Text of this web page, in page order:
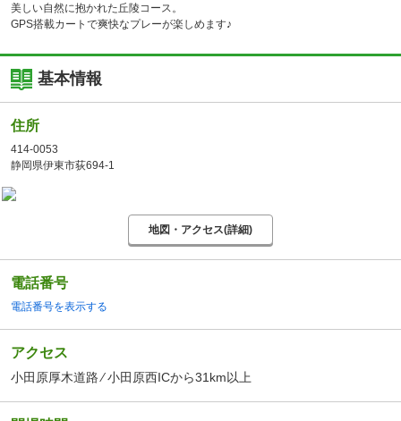
美しい自然に抱かれた丘陵コース。
GPS搭載カートで爽快なプレーが楽しめます♪
基本情報
住所
414-0053
静岡県伊東市荻694-1
地図・アクセス(詳細)
電話番号
電話番号を表示する
アクセス
小田原厚木道路 ⁄ 小田原西ICから31km以上